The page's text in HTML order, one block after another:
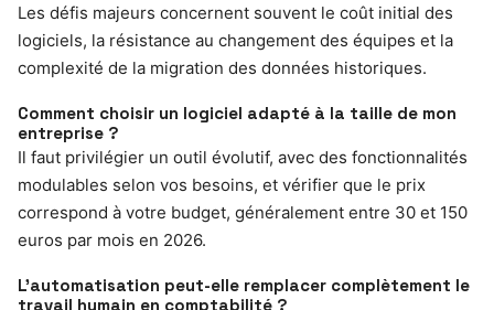
Les défis majeurs concernent souvent le coût initial des
logiciels, la résistance au changement des équipes et la
complexité de la migration des données historiques.
Comment choisir un logiciel adapté à la taille de mon
entreprise ?
Il faut privilégier un outil évolutif, avec des fonctionnalités
modulables selon vos besoins, et vérifier que le prix
correspond à votre budget, généralement entre 30 et 150
euros par mois en 2026.
L’automatisation peut-elle remplacer complètement le
travail humain en comptabilité ?